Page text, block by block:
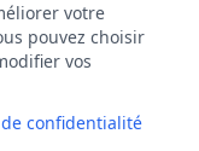
votre
pouvez choisir
vos
confidentialité